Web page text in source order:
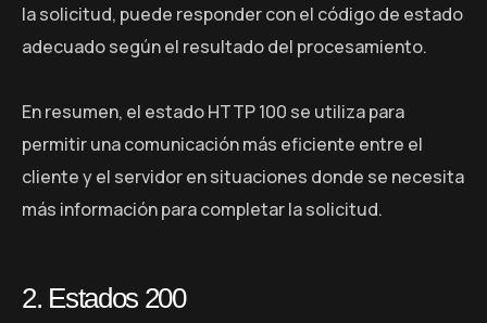
la solicitud, puede responder con el código de estado
adecuado según el resultado del procesamiento.
En resumen, el estado HTTP 100 se utiliza para
permitir una comunicación más eficiente entre el
cliente y el servidor en situaciones donde se necesita
más información para completar la solicitud.
2. Estados 200